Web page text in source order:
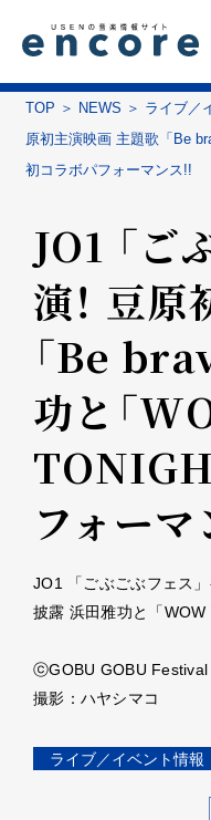
TOP NEWS ライブ／
原初主演映画 主題歌「Be
初コラボパフォーマンス!!
JO1 「ご
演！ 豆
「Be
功と「
フォー
JO1 「ごぶごぶフェス
披露 浜田雅功と「
ⓒGOBU GOBU Festival
撮影：ハヤシマコ
ライブ／イベント情報